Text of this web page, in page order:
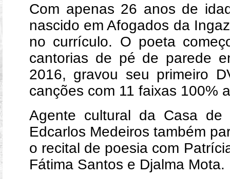
Com apenas 26 anos de
nascido em Afogados da
no currículo. O poeta
cantorias de pé de parede
2016, gravou seu primeiro
canções com 11 faixas 100%
Agente cultural da Casa
Edcarlos Medeiros também
o recital de poesia com
Fátima Santos e Djalma Mota.